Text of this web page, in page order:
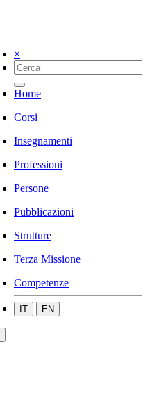
×
Home
Corsi
Insegnamenti
Professioni
Persone
Pubblicazioni
Strutture
Terza Missione
Competenze
IT EN